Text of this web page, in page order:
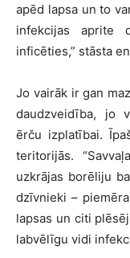
apēd lapsa un to
infekcijas aprite
inficēties,” stāsta
Jo vairāk ir gan
daudzveidība, jo
ērču izplatībai.
teritorijās.
uzkrājas borēliju
dzīvnieki –
lapsas un citi
labvēlīgu vidi